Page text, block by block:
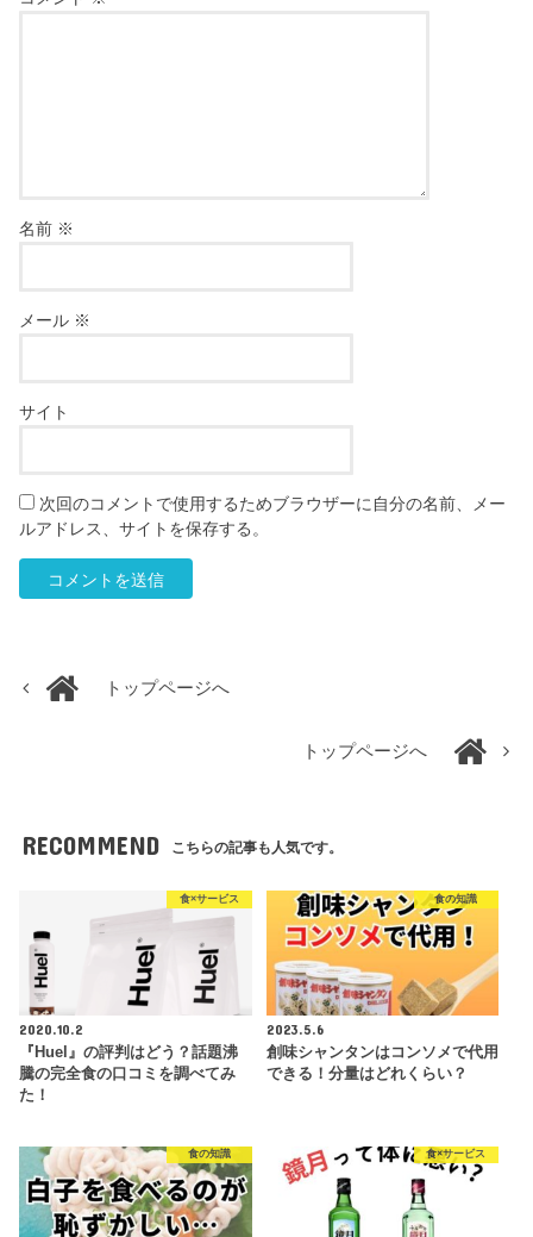
名前 ※
メール ※
サイト
次回のコメントで使用するためブラウザーに自分の名前、メー
ルアドレス、サイトを保存する。
トップページへ
トップページへ
RECOMMEND こちらの記事も人気です。
食×サービス
2020.10.2
『Huel』の評判はどう？話題沸
騰の完全食の口コミを調べてみ
た！
食の知識
2023.5.6
創味シャンタンはコンソメで代用
できる！分量はどれくらい？
食の知識 食×サービス